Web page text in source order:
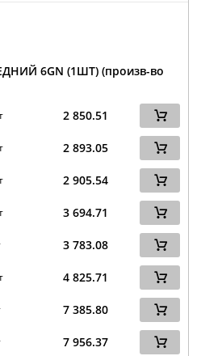
6GN (1ШТ) (произв-во
2 850.51
2 893.05
2 905.54
3 694.71
3 783.08
4 825.71
7 385.80
7 956.37